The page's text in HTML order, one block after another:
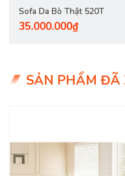
Sofa Da Bò Thật 520T
35.000.000₫
SẢN PHẨM ĐÃ